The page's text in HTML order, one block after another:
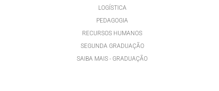
LOGÍSTICA
PEDAGOGIA
RECURSOS HUMANOS
SEGUNDA GRADUAÇÃO
SAIBA MAIS - GRADUAÇÃO